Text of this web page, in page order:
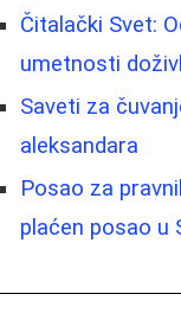
Čitalački Svet:
umetnosti
Saveti za
aleksandara
Posao za
plaćen posao u